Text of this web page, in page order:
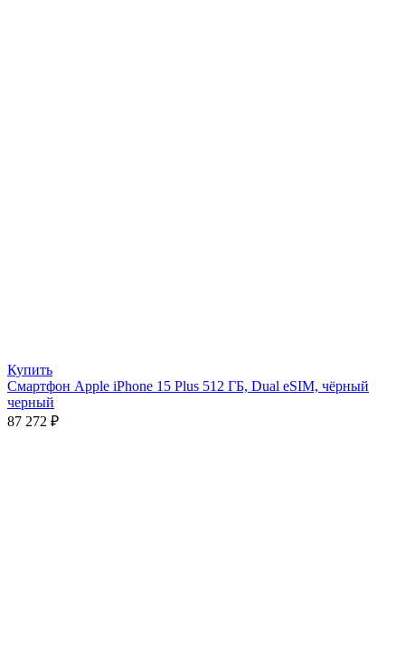
Купить
Смартфон Apple iPhone 15 Plus 512 ГБ, Dual eSIM, чёрный
черный
87 272 ₽